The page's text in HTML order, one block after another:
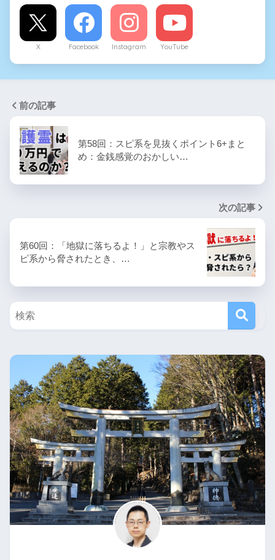
X Facebook Instagram YouTube
前の記事
第58回：スピ系を見抜くポイント6+まと
め：金銭感覚のおかしい…
次の記事
第60回：「地獄に落ちるよ！」と宗教やス
ピ系から脅されたとき、…